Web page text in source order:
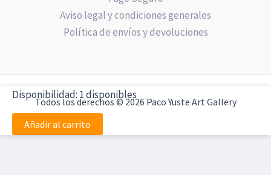
Aviso legal y condiciones generales
Política de envíos y devoluciones
Todos los derechos © 2026 Paco Yuste Art Gallery
Disponibilidad: 1 disponibles
La
sonrisa
de
Tiffany
Añadir al carrito